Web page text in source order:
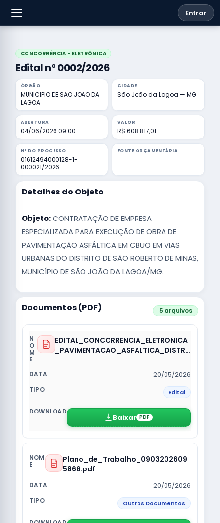
Entrar
CONCORRÊNCIA - ELETRÔNICA
Edital nº 0002/2026
ÓRGÃO
MUNICIPIO DE SAO JOAO DA
LAGOA
CIDADE
São João da Lagoa — MG
ABERTURA
04/06/2026 09:00
VALOR
R$ 608.817,01
Nº DO PROCESSO
01612494000128-1-
000021/2026
FONTE ORÇAMENTÁRIA
Detalhes do Objeto
Objeto:CONTRATAÇÃO DE EMPRESA
ESPECIALIZADA PARA EXECUÇÃO DE OBRA DE
PAVIMENTAÇÃO ASFÁLTICA EM CBUQ EM VIAS
URBANAS DO DISTRITO DE SÃO ROBERTO DE MINAS,
MUNICÍPIO DE SÃO JOÃO DA LAGOA/MG.
Documentos (PDF) 5 arquivos
EDITAL_CONCORRENCIA_ELETRONICA
_PAVIMENTACAO_ASFALTICA_DISTRI
20/05/2026
Edital
Baixar PDF
Plano_de_Trabalho_0903202609
5866.pdf
20/05/2026
Outros Documentos